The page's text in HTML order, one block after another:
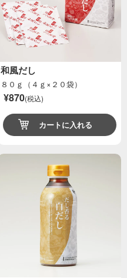
和風だし
８０ｇ（４ｇ×２０袋）
¥870(税込)
カートに入れる